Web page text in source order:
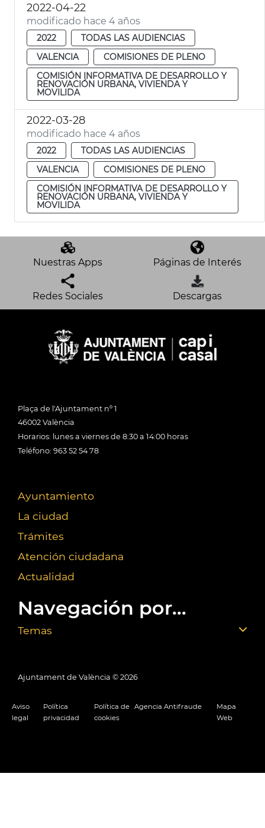
2022-04-22
modificado hace 4 años
2022
TODAS LAS AUDIENCIAS
VALENCIA
COMISIONES DE PLENO
COMISIÓN INFORMATIVA DE DESARROLLO Y
RENOVACIÓN URBANA, VIVIENDA Y
MOVILIDA
2022-03-28
modificado hace 4 años
2022
TODAS LAS AUDIENCIAS
VALENCIA
COMISIONES DE PLENO
COMISIÓN INFORMATIVA DE DESARROLLO Y
RENOVACIÓN URBANA, VIVIENDA Y
MOVILIDA
Nuestras Apps Páginas de Interés
Redes Sociales Descargas
Plaça de l'Ajuntament nº 1
46002 València
Horarios: lunes a viernes de 8:30 a 14:00 horas
Teléfono: 963 52 54 78
Ayuntamiento
La ciudad
Trámites
Atención ciudadana
Actualidad
Navegación por...
Temas
Ajuntament de València © 2026
Aviso
legal
Política
privacidad
Política de
cookies
Agencia Antifraude
Mapa
Web